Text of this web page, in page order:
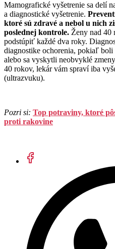
Mamografické vyšetrenie sa delí
a diagnostické vyšetrenie.
ktoré sú zdravé a nebol u nich
poslednej kontrole. Ženy nad 40
podstúpiť každé dva roky.
diagnostike ochorenia, pokiaľ
alebo sa vyskytli neobvyklé
40 rokov, lekár vám spraví iba
(ultrazvuku).
Pozri si: Top potraviny, ktoré
proti rakovine